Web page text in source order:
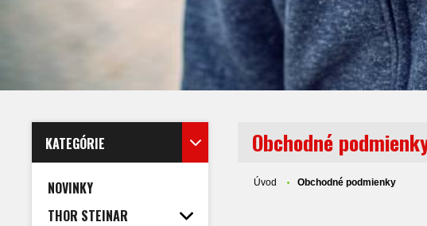
KATEGÓRIE
NOVINKY
THOR STEINAR
Obchodné
Úvod Obchodné podmienky